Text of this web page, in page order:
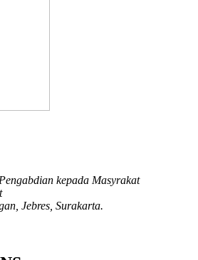
kepada Masyrakat
Jebres, Surakarta.